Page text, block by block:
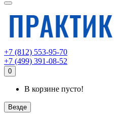
+7 (812) 553-95-70
+7 (499) 391-08-52
0
В корзине пусто!
Везде